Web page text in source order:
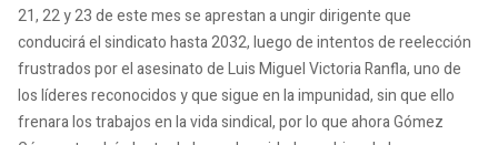
21, 22 y 23 de este mes se aprestan a ungir dirigente que
conducirá el sindicato hasta 2032, luego de intentos de reelección
frustrados por el asesinato de Luis Miguel Victoria Ranfla, uno de
los líderes reconocidos y que sigue en la impunidad, sin que ello
frenara los trabajos en la vida sindical, por lo que ahora Gómez